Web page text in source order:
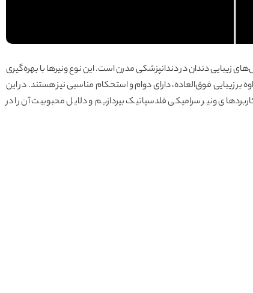
زیبایی دندان در دندانپزشکی مدرن است. این نوع ونیرها با بهره‌گیری
زیبایی فوق‌العاده، دارای دوام و استحکام مناسبی نیز هستند. در این
ونیر سرامیکی فلدسپاتیک بپردازیم و دلایل محبوبیت آن را در